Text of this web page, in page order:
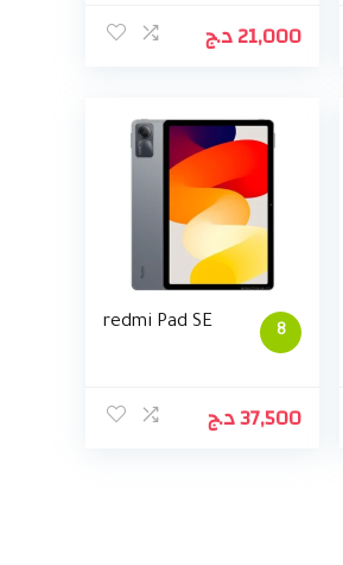
21,000د.ج
8
redmi Pad SE
37,500د.ج